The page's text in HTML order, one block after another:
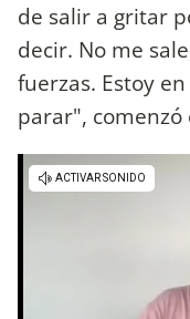
de salir a gritar
decir. No me
fuerzas. Estoy
parar", comenzó